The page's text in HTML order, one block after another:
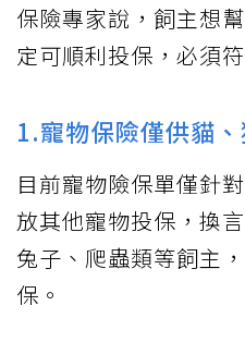
保險專家說，飼主想
定可順利投保，必須
1.寵物保險僅供貓
目前寵物險保單僅針
放其他寵物投保，換
兔子、爬蟲類等飼主
保。